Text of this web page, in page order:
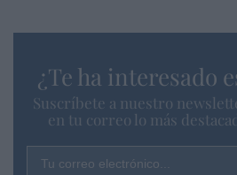
¿Te ha interesado
Suscríbete a nuestro
en tu correo lo más
Tu correo electrónico...